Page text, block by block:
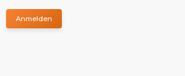
Anmelden